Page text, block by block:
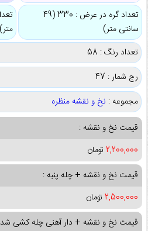
تعداد گره در عرض : 330 (49
سانتی متر)
متر)
تعداد رنگ : 58
رج شمار : 47
مجموعه : نخ و نقشه منظره
قیمت نخ و نقشه :
2,200,000 تومان
قیمت نخ و نقشه + چله پنبه :
2,500,000 تومان
قیمت نخ و نقشه + دار آهنی چله کشی شده